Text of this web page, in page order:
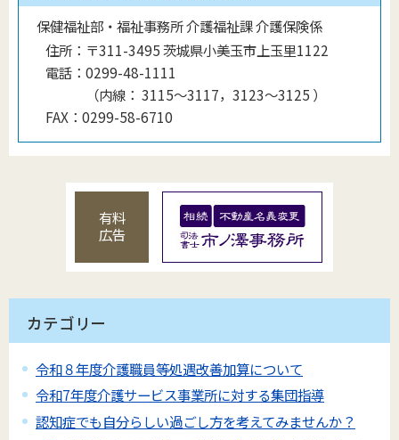
保健福祉部・福祉事務所 介護福祉課 介護保険係
住所： 〒311-3495 茨城県小美玉市上玉里1122
電話： 0299-48-1111
（内線 ： 3115〜3117，3123〜3125 ）
FAX： 0299-58-6710
有料
広告
カテゴリー
令和８年度介護職員等処遇改善加算について
令和7年度介護サービス事業所に対する集団指導
認知症でも自分らしい過ごし方を考えてみませんか？